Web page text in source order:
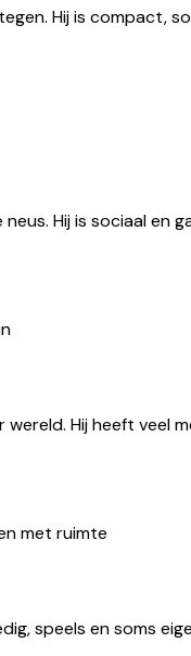
Hij is
Hij is sociaal
Hij heeft veel
met ruimte
speels en soms